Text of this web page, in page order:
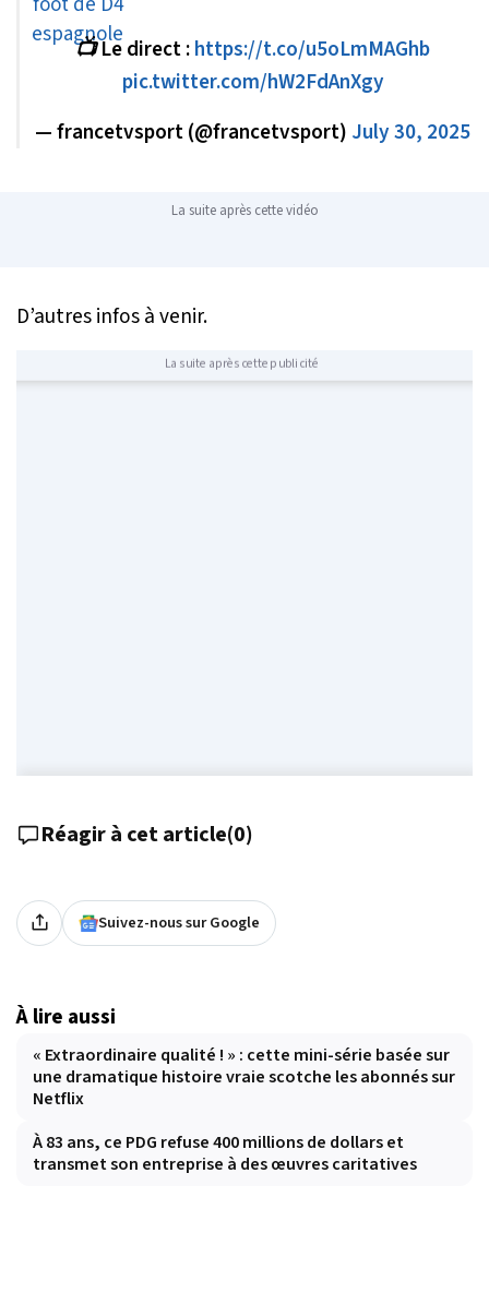
📺 Le direct :https://t.co/u5oLmMAGhb
pic.twitter.com/hW2FdAnXgy
— francetvsport (@francetvsport) July 30, 2025
La suite après cette vidéo
D’autres infos à venir.
La suite après cette publicité
Réagir à cet article(0)
Suivez-nous sur Google
À lire aussi
« Extraordinaire qualité ! » : cette mini-série basée sur
une dramatique histoire vraie scotche les abonnés sur
Netflix
À 83 ans, ce PDG refuse 400 millions de dollars et
transmet son entreprise à des œuvres caritatives